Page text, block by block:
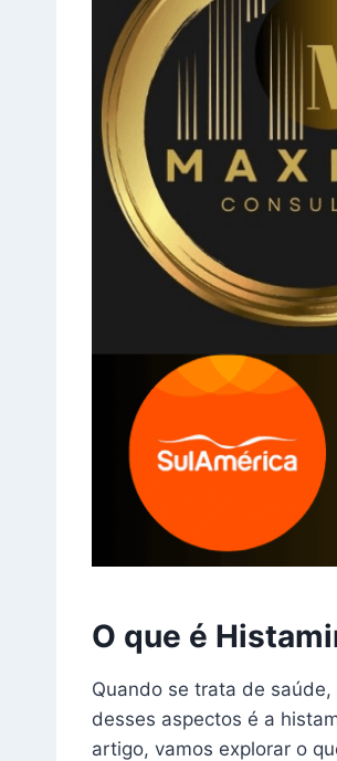
O que é
Quando se trata de
desses aspectos é a
artigo, vamos explorar o